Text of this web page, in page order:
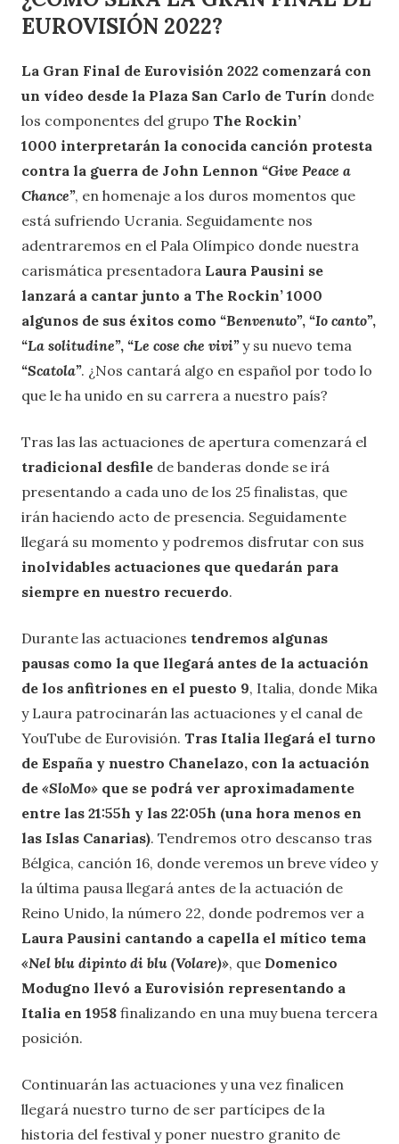
EUROVISIÓN 2022?
La Gran Final de Eurovisión 2022 comenzará con
un vídeo desde la Plaza San Carlo de Turín donde
los componentes del grupo The Rockin’
1000 interpretarán la conocida canción protesta
contra la guerra de John Lennon “Give Peace a
Chance”, en homenaje a los duros momentos que
está sufriendo Ucrania. Seguidamente nos
adentraremos en el Pala Olímpico donde nuestra
carismática presentadora Laura Pausini se
lanzará a cantar junto a The Rockin’ 1000
algunos de sus éxitos como “Benvenuto”, “Io canto”,
“La solitudine”, “Le cose che vivi”y su nuevo tema
“Scatola”. ¿Nos cantará algo en español por todo lo
que le ha unido en su carrera a nuestro país?
Tras las las actuaciones de apertura comenzará el
tradicional desfile de banderas donde se irá
presentando a cada uno de los 25 finalistas, que
irán haciendo acto de presencia. Seguidamente
llegará su momento y podremos disfrutar con sus
inolvidables actuaciones que quedarán para
siempre en nuestro recuerdo.
Durante las actuaciones tendremos algunas
pausas como la que llegará antes de la actuación
de los anfitriones en el puesto 9, Italia, donde Mika
y Laura patrocinarán las actuaciones y el canal de
YouTube de Eurovisión. Tras Italia llegará el turno
de España y nuestro Chanelazo, con la actuación
de «SloMo» que se podrá ver aproximadamente
entre las 21:55h y las 22:05h (una hora menos en
las Islas Canarias). Tendremos otro descanso tras
Bélgica, canción 16, donde veremos un breve vídeo y
la última pausa llegará antes de la actuación de
Reino Unido, la número 22, donde podremos ver a
Laura Pausini cantando a capella el mítico tema
«Nel blu dipinto di blu (Volare)», que Domenico
Modugno llevó a Eurovisión representando a
Italia en 1958 finalizando en una muy buena tercera
posición.
Continuarán las actuaciones y una vez finalicen
llegará nuestro turno de ser partícipes de la
historia del festival y poner nuestro granito de